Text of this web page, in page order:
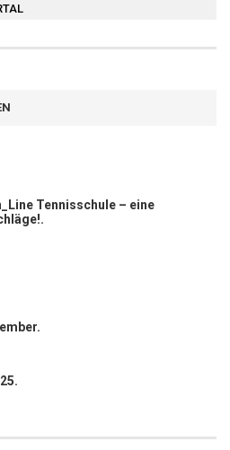
Tennisschule – eine